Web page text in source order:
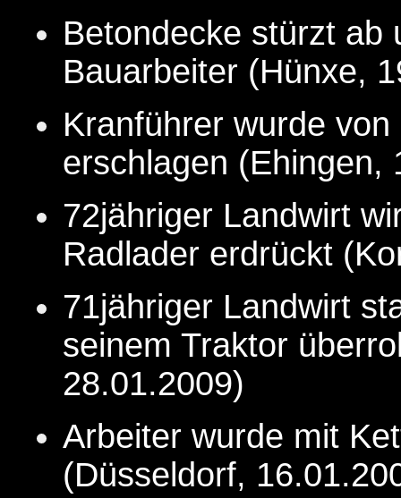
Betondecke stürzt ab
Bauarbeiter (Hünxe,
Kranführer wurde
erschlagen (Ehingen,
72jähriger Landwirt
Radlader erdrückt
71jähriger Landwirt
seinem Traktor
28.01.2009)
Arbeiter wurde mit
(Düsseldorf,